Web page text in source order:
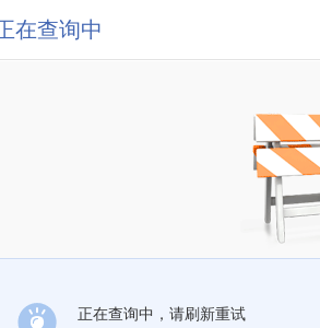
在查询中
正在查询中，请刷新重试